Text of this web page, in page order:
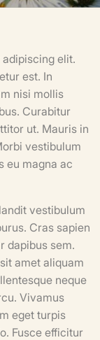
elit.
est. In
nisi mollis
Curabitur
ut. Mauris in
vestibulum
eu magna ac
vestibulum
Cras sapien
dapibus sem.
amet aliquam
neque
Vivamus
eget turpis
Fusce efficitur